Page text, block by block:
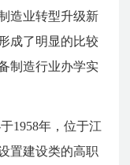
造业转型升级新
成了明显的比较
制造行业办学实
1958年，位于江
置建设类的高职